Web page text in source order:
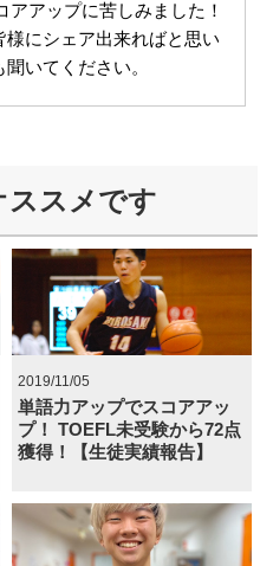
アアップに苦しみました！
様にシェア出来ればと思い
いてください。
ススメです
2019/11/05
単語力アップでスコアアッ
プ！ TOEFL未受験から72点
獲得！【生徒実績報告】